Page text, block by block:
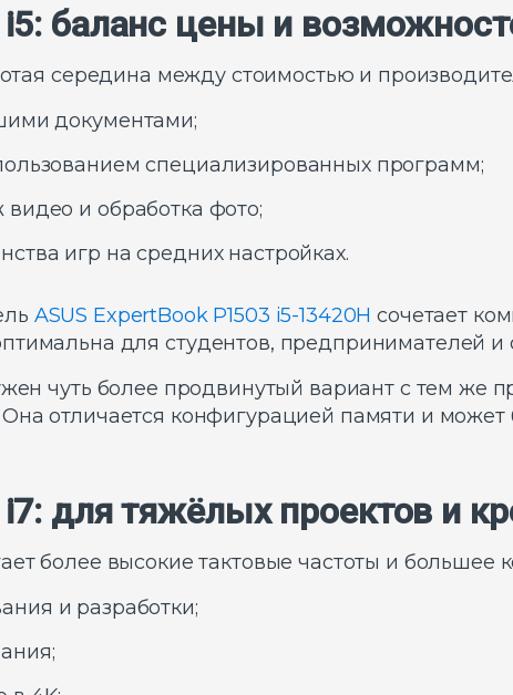
i5: баланс цены и
середина между стоимостью и
документами;
специализированных программ;
и обработка фото;
игр на средних настройках.
ASUS ExpertBook P1503 i5-13420H сочетает
для студентов, предпринимателей и
чуть более продвинутый вариант с тем же
Она отличается конфигурацией памяти и
для тяжёлых проектов и
более высокие тактовые частоты и большее
и разработки;